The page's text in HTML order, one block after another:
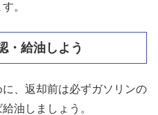
。
・給油しよう
、返却前は必ずガソリンの
油しましょう。